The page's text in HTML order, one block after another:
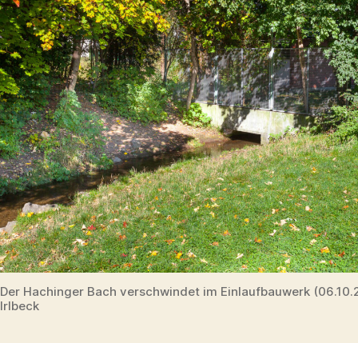
Der Hachinger Bach verschwindet im Einlaufbauwerk
Irlbeck